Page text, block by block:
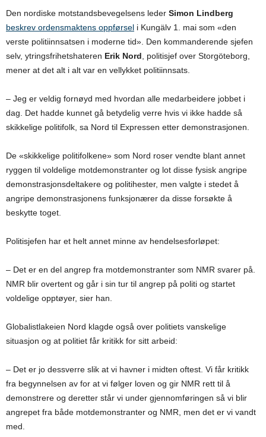
Den nordiske motstandsbevegelsens leder Simon Lindberg
beskrev ordensmaktens oppførsel i Kungälv 1. mai som «den
verste politiinnsatsen i moderne tid». Den kommanderende sjefen
selv, ytringsfrihetshateren Erik Nord , politisjef over Storgöteborg,
mener at det alt i alt var en vellykket politiinnsats.
– Jeg er veldig fornøyd med hvordan alle medarbeidere jobbet i
dag. Det hadde kunnet gå betydelig verre hvis vi ikke hadde så
skikkelige politifolk, sa Nord til Expressen etter demonstrasjonen.
De «skikkelige politifolkene» som Nord roser vendte blant annet
ryggen til voldelige motdemonstranter og lot disse fysisk angripe
demonstrasjonsdeltakere og politihester, men valgte i stedet å
angripe demonstrasjonens funksjonærer da disse forsøkte å
beskytte toget.
Politisjefen har et helt annet minne av hendelsesforløpet:
– Det er en del angrep fra motdemonstranter som NMR svarer på.
NMR blir overtent og går i sin tur til angrep på politi og startet
voldelige opptøyer, sier han.
Globalistlakeien Nord klagde også over politiets vanskelige
situasjon og at politiet får kritikk for sitt arbeid:
– Det er jo dessverre slik at vi havner i midten oftest. Vi får kritikk
fra begynnelsen av for at vi følger loven og gir NMR rett til å
demonstrere og deretter står vi under gjennomføringen så vi blir
angrepet fra både motdemonstranter og NMR, men det er vi vandt
med.